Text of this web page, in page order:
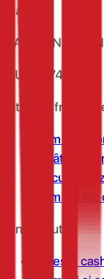
înapoi.
VAN
CUI: 39743787
Întrebări
Cum
În cât timp
Se
Cum îmi
Link-uri utile
Ce este